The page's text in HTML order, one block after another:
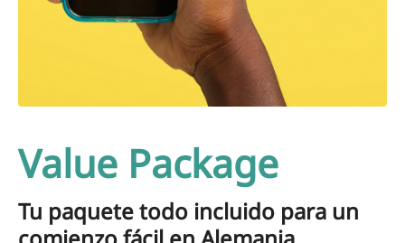
Value Package
Tu paquete todo incluido para un